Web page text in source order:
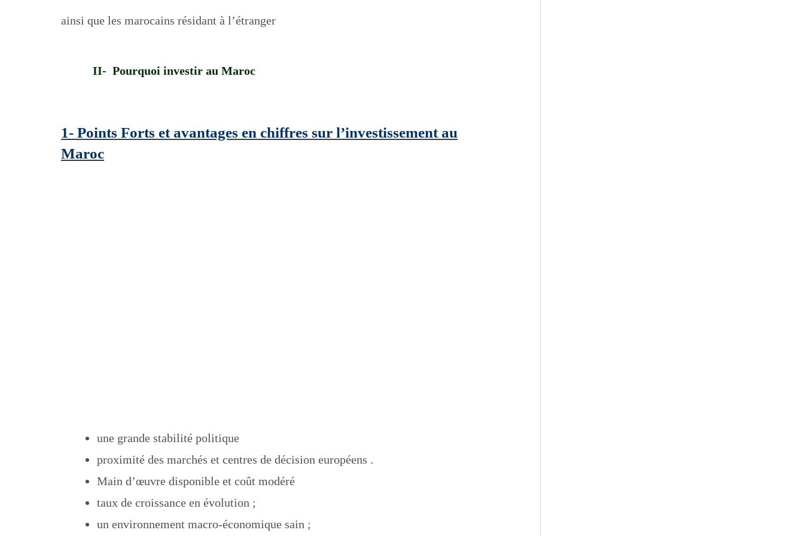
ainsi que les marocains résidant à l’étranger
II- Pourquoi investir au Maroc
1- Points Forts et avantages en chiffres sur l’investissement au
Maroc
une grande stabilité politique
proximité des marchés et centres de décision européens .
Main d’œuvre disponible et coût modéré
taux de croissance en évolution ;
un environnement macro-économique sain ;